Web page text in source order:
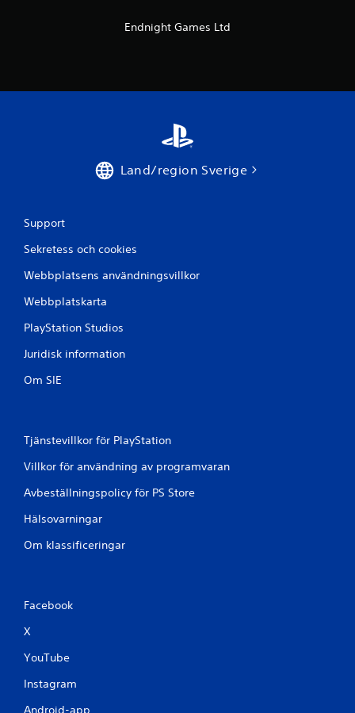
e
Endnight Games Ltd
Land/region Sverige
Support
Sekretess och cookies
Webbplatsens användningsvillkor
Webbplatskarta
PlayStation Studios
Juridisk information
Om SIE
Tjänstevillkor för PlayStation
Villkor för användning av programvaran
Avbeställningspolicy för PS Store
Hälsovarningar
Om klassificeringar
Facebook
X
YouTube
Instagram
Android-app